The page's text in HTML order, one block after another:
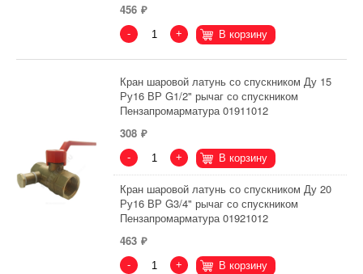
456
- + В корзину
Кран шаровой латунь со спускником Ду 15
Ру16 ВР G1/2" рычаг со спускником
Пензапромарматура 01911012
308
- + В корзину
Кран шаровой латунь со спускником Ду 20
Ру16 ВР G3/4" рычаг со спускником
Пензапромарматура 01921012
463
- + В корзину